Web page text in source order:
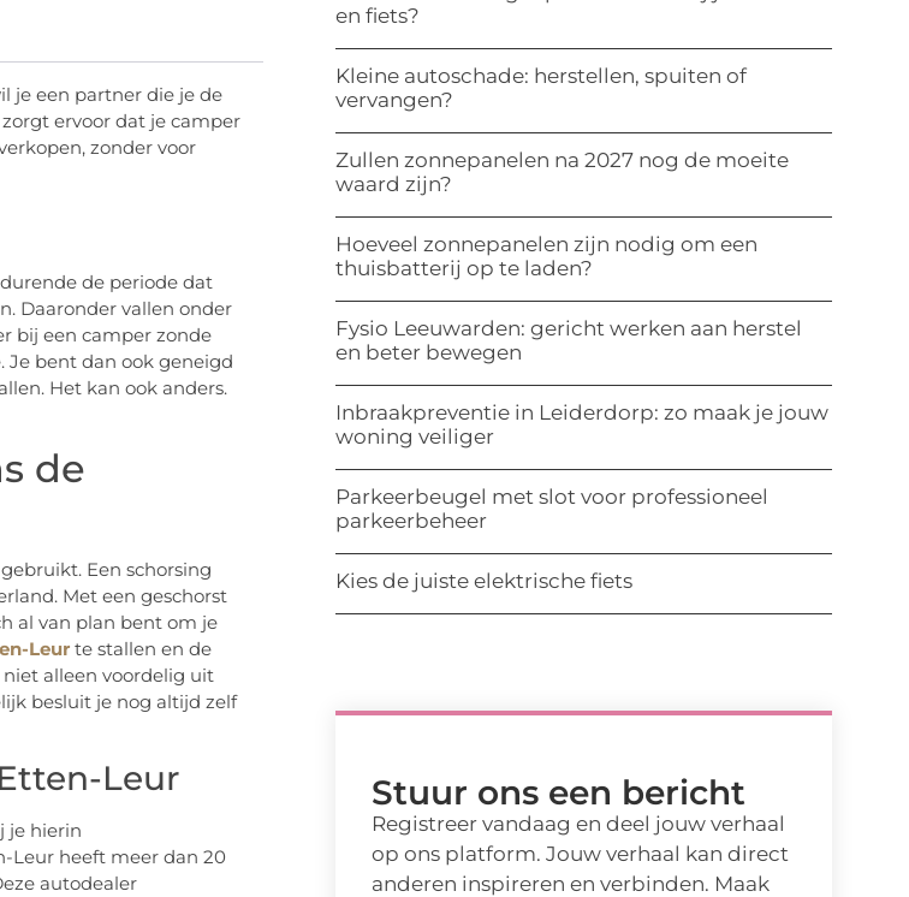
je een partner die je de
ervoor dat je camper
zonder voor
de periode dat
Daaronder vallen onder
bij een camper zonde
Je bent dan ook geneigd
Het kan ook anders.
de
Een schorsing
Met een geschorst
al van plan bent om je
Leurte stallen en de
alleen voordelig uit
besluit je nog altijd zelf
Leur
je hierin
Leur heeft meer dan 20
autodealer
en fiets?
Kleine autoschade: herstellen, spuiten of
vervangen?
Zullen zonnepanelen na 2027 nog de moeite
waard zijn?
Hoeveel zonnepanelen zijn nodig om een
thuisbatterij op te laden?
Fysio Leeuwarden: gericht werken aan herstel
en beter bewegen
Inbraakpreventie in Leiderdorp: zo maak je jouw
woning veiliger
Parkeerbeugel met slot voor professioneel
parkeerbeheer
Kies de juiste elektrische fiets
Stuur ons een bericht
Registreer vandaag en deel jouw verhaal
op ons platform. Jouw verhaal kan direct
anderen inspireren en verbinden. Maak